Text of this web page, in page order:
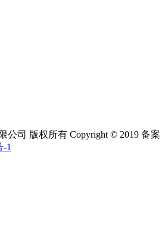
公司 版权所有 Copyright © 2019 备案
-1